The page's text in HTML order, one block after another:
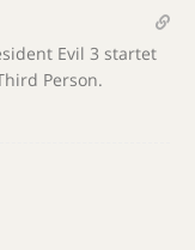
Evil 3 startet
Person.